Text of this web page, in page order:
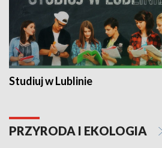
Studiuj w Lublinie
PRZYRODA I EKOLOGIA